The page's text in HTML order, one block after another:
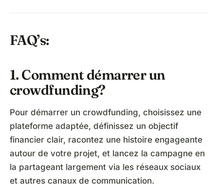
FAQ’s:
1. Comment démarrer un
crowdfunding?
Pour démarrer un crowdfunding, choisissez une
plateforme adaptée, définissez un objectif
financier clair, racontez une histoire engageante
autour de votre projet, et lancez la campagne en
la partageant largement via les réseaux sociaux
et autres canaux de communication.